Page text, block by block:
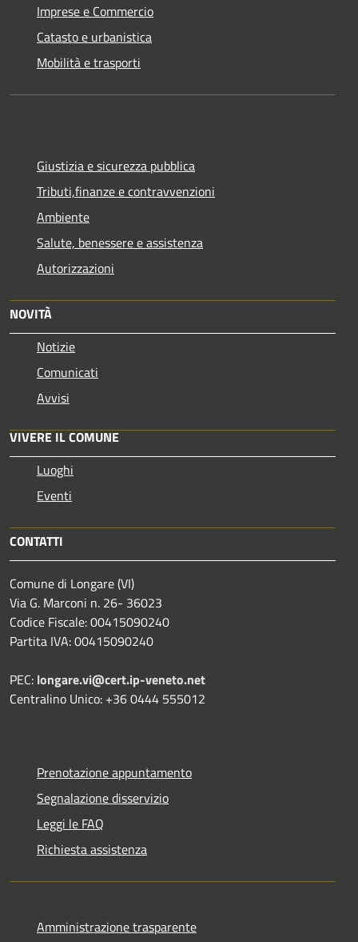
Imprese e Commercio
Catasto e urbanistica
Mobilità e trasporti
Giustizia e sicurezza pubblica
Tributi,finanze e contravvenzioni
Ambiente
Salute, benessere e assistenza
Autorizzazioni
NOVITÀ
Notizie
Comunicati
Avvisi
VIVERE IL COMUNE
Luoghi
Eventi
CONTATTI
Comune di Longare (VI)
Via G. Marconi n. 26- 36023
Codice Fiscale: 00415090240
Partita IVA: 00415090240
PEC: longare.vi@cert.ip-veneto.net
Centralino Unico: +36 0444 555012
Prenotazione appuntamento
Segnalazione disservizio
Leggi le FAQ
Richiesta assistenza
Amministrazione trasparente